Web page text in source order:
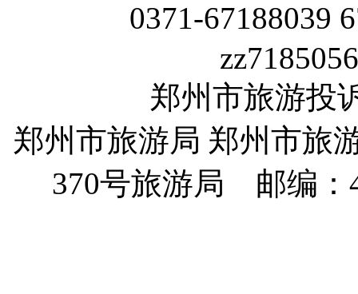
0371-67188039
郑州市旅游投
郑州市旅游局 郑州市
370号旅游局 邮编：